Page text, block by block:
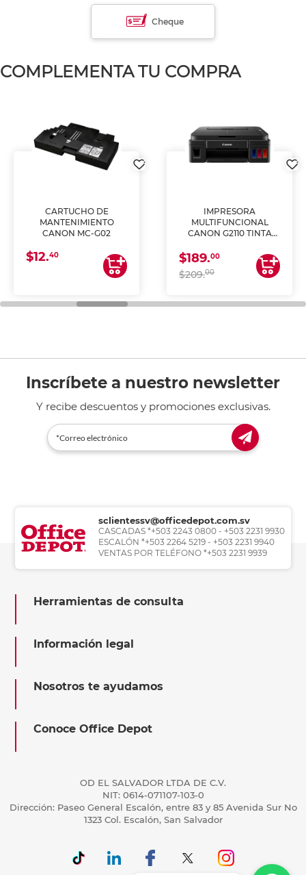
Cheque
COMPLEMENTA TU COMPRA
CARTUCHO DE
MANTENIMIENTO
CANON MC-G02
$12.40
IMPRESORA
MULTIFUNCIONAL
CANON G2110 TINTA
$189.00
$209.00
Inscríbete a nuestro newsletter
Y recibe descuentos y promociones exclusivas.
sclientessv@officedepot.com.sv
CASCADAS *+503 2243 0800 - +503 2231 9930
ESCALÓN *+503 2264 5219 - +503 2231 9940
VENTAS POR TELÉFONO *+503 2231 9939
Herramientas de consulta
Información legal
Nosotros te ayudamos
Conoce Office Depot
OD EL SALVADOR LTDA DE C.V.
NIT: 0614-071107-103-0
Dirección: Paseo General Escalón, entre 83 y 85 Avenida Sur No
1323 Col. Escalón, San Salvador